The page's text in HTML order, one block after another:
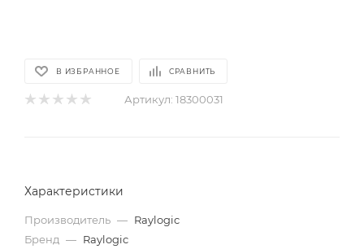
В ИЗБРАННОЕ СРАВНИТЬ
Артикул: 18300031
Характеристики
Производитель — Raylogic
Бренд — Raylogic